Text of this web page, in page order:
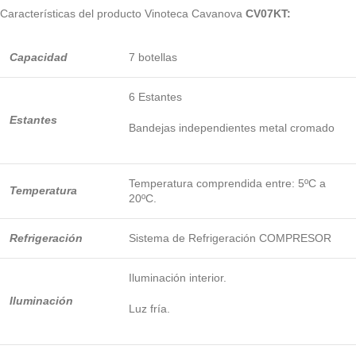
Características del producto Vinoteca Cavanova CV07KT:
Capacidad 7 botellas
Estantes
6 Estantes
Bandejas independientes metal cromado
Temperatura
Temperatura comprendida entre: 5ºC a
20ºC.
Refrigeración Sistema de Refrigeración COMPRESOR
Iluminación
Iluminación interior.
Luz fría.